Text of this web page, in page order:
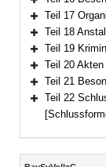
Bereich
Bereich
Teil 17
Bereich
Teil 18
Bereich
Teil 19
Bereich
Teil 20
Bereich
Teil 21 Besondere
Bereich
Teil 22
Inhalt